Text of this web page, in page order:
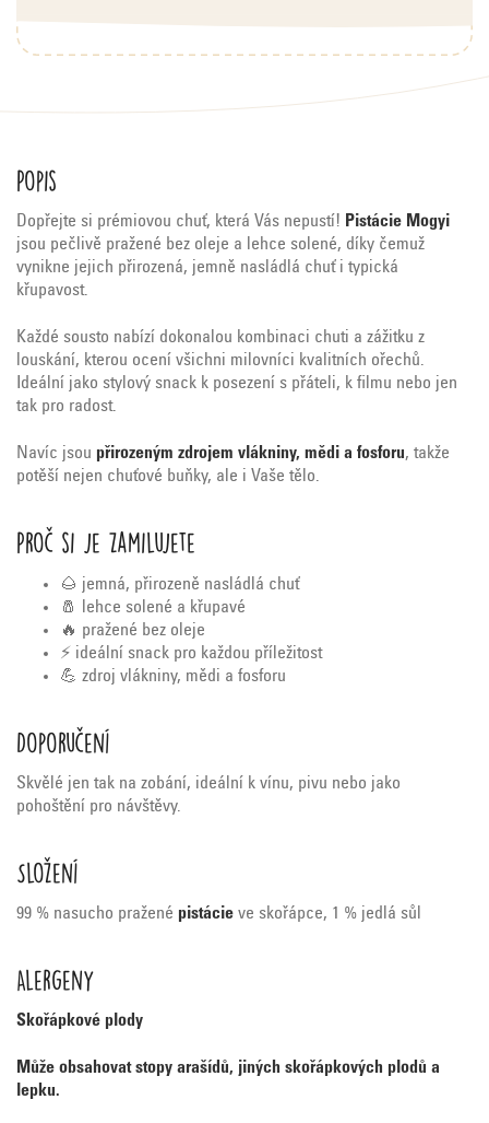
Popis
Dopřejte si prémiovou chuť, která Vás nepustí! Pistácie Mogyi
jsou pečlivě pražené bez oleje a lehce solené, díky čemuž
vynikne jejich přirozená, jemně nasládlá chuť i typická
křupavost.
Každé sousto nabízí dokonalou kombinaci chuti a zážitku z
louskání, kterou ocení všichni milovníci kvalitních ořechů.
Ideální jako stylový snack k posezení s přáteli, k filmu nebo jen
tak pro radost.
Navíc jsou přirozeným zdrojem vlákniny, mědi a fosforu, takže
potěší nejen chuťové buňky, ale i Vaše tělo.
Proč si je zamilujete
🌰 jemná, přirozeně nasládlá chuť
🧂 lehce solené a křupavé
🔥 pražené bez oleje
⚡ ideální snack pro každou příležitost
💪 zdroj vlákniny, mědi a fosforu
Doporučení
Skvělé jen tak na zobání, ideální k vínu, pivu nebo jako
pohoštění pro návštěvy.
Složení
99 % nasucho pražené pistácie ve skořápce, 1 % jedlá sůl
Alergeny
Skořápkové plody
Může obsahovat stopy arašídů, jiných skořápkových plodů a
lepku.